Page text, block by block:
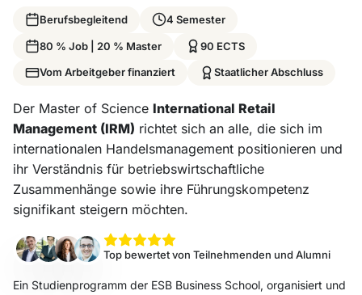
Berufsbegleitend 4 Semester
80 % Job | 20 % Master 90 ECTS
Vom Arbeitgeber finanziert Staatlicher Abschluss
Der Master of Science International Retail
Management (IRM) richtet sich an alle, die sich im
internationalen Handelsmanagement positionieren und
ihr Verständnis für betriebswirtschaftliche
Zusammenhänge sowie ihre Führungskompetenz
signifikant steigern möchten.
Top bewertet von Teilnehmenden und Alumni
Ein Studienprogramm der ESB Business School, organisiert und